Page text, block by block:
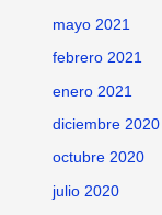
mayo 2021
febrero 2021
enero 2021
diciembre 2020
octubre 2020
julio 2020